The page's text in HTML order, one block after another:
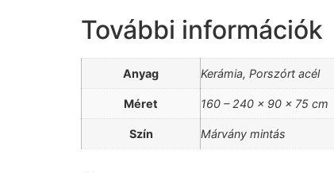
További információk
Anyag Kerámia, Porszórt acél
Méret 160 – 240 x 90 x 75 cm
Szín Márvány mintás